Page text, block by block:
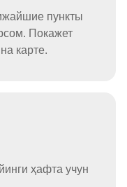
пункты
Покажет
карте.
ҳафта учун